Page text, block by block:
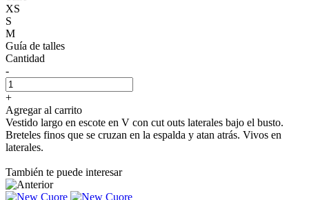
XS
S
M
Guía de talles
Cantidad
-
+
Agregar al carrito
Vestido largo en escote en V con cut outs laterales bajo el busto.
Breteles finos que se cruzan en la espalda y atan atrás. Vivos en
laterales.
También te puede interesar